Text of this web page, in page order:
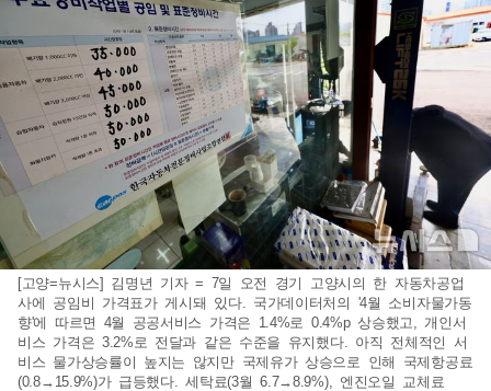
[고양=뉴시스] 김명년 기자 = 7일 오전 경기 고양시의 한 자동차공업
사에 공임비 가격표가 게시돼 있다. 국가데이터처의 '4월 소비자물가동
향'에 따르면 4월 공공서비스 가격은 1.4%로 0.4%p 상승했고, 개인서
비스 가격은 3.2%로 전달과 같은 수준을 유지했다. 아직 전체적인 서
비스 물가상승률이 높지는 않지만 국제유가 상승으로 인해 국제항공료
(0.8→15.9%)가 급등했다. 세탁료(3월 6.7→8.9%), 엔진오일 교체료